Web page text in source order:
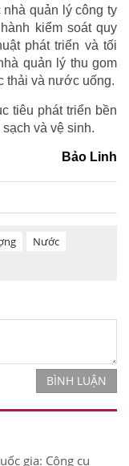
quản lý công ty
kiểm soát quy
phát triển và tối
quản lý thu gom
thải và nước uống.
tiêu phát triển bền
và vệ sinh.
Bảo Linh
Nước
BÌNH LUẬN
gia: Công cụ